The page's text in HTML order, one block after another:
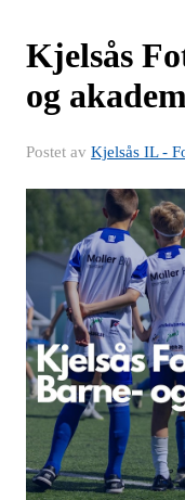
Kjelsås
og
Postet av Kjelsås IL -